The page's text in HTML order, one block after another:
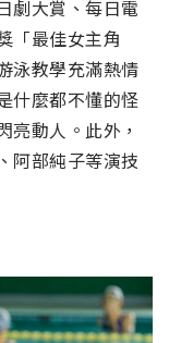
劇大賞、每日電
「最佳女主角
泳教學充滿熱情
什麼都不懂的怪
亮動人。此外，
阿部純子等演技